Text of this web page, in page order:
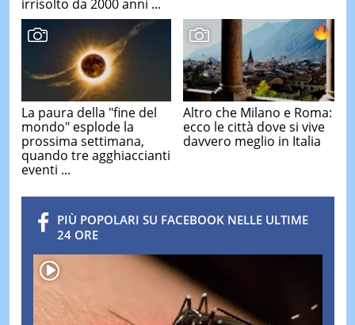
irrisolto da 2000 anni ...
La paura della "fine del
mondo" esplode la
prossima settimana,
quando tre agghiaccianti
eventi ...
Altro che Milano e Roma:
ecco le città dove si vive
davvero meglio in Italia
PIÙ POPOLARI SU FACEBOOK NELLE ULTIME
24 ORE